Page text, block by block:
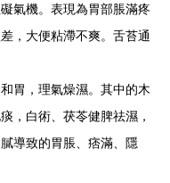
氣機。表現為胃部脹滿疼
，大便粘滯不爽。舌苔通
胃，理氣燥濕。其中的木
，白術、茯苓健脾祛濕，
導致的胃脹、痞滿、隱